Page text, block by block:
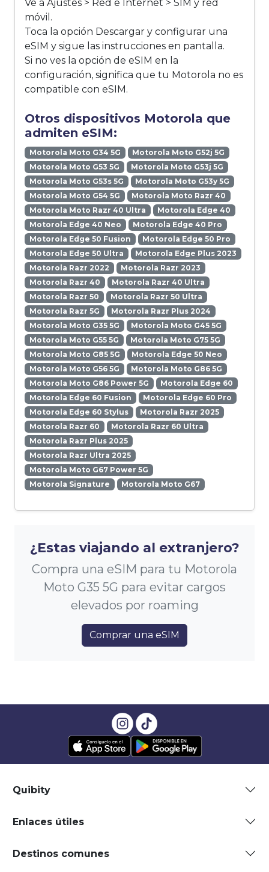
Ve a Ajustes > Red e Internet > SIM y red
móvil.
Toca la opción Descargar y configurar una
eSIM y sigue las instrucciones en pantalla.
Si no ves la opción de eSIM en la
configuración, significa que tu Motorola no es
compatible con eSIM.
Otros dispositivos Motorola que
admiten eSIM:
Motorola Moto G34 5G
Motorola Moto G52j 5G
Motorola Moto G53 5G
Motorola Moto G53j 5G
Motorola Moto G53s 5G
Motorola Moto G53y 5G
Motorola Moto G54 5G
Motorola Moto Razr 40
Motorola Moto Razr 40 Ultra
Motorola Edge 40
Motorola Edge 40 Neo
Motorola Edge 40 Pro
Motorola Edge 50 Fusion
Motorola Edge 50 Pro
Motorola Edge 50 Ultra
Motorola Edge Plus 2023
Motorola Razr 2022
Motorola Razr 2023
Motorola Razr 40
Motorola Razr 40 Ultra
Motorola Razr 50
Motorola Razr 50 Ultra
Motorola Razr 5G
Motorola Razr Plus 2024
Motorola Moto G35 5G
Motorola Moto G45 5G
Motorola Moto G55 5G
Motorola Moto G75 5G
Motorola Moto G85 5G
Motorola Edge 50 Neo
Motorola Moto G56 5G
Motorola Moto G86 5G
Motorola Moto G86 Power 5G
Motorola Edge 60
Motorola Edge 60 Fusion
Motorola Edge 60 Pro
Motorola Edge 60 Stylus
Motorola Razr 2025
Motorola Razr 60
Motorola Razr 60 Ultra
Motorola Razr Plus 2025
Motorola Razr Ultra 2025
Motorola Moto G67 Power 5G
Motorola Signature
Motorola Moto G67
¿Estas viajando al extranjero?
Compra una eSIM para tu Motorola
Moto G35 5G para evitar cargos
elevados por roaming
Comprar una eSIM
Quibity
Enlaces útiles
Destinos comunes